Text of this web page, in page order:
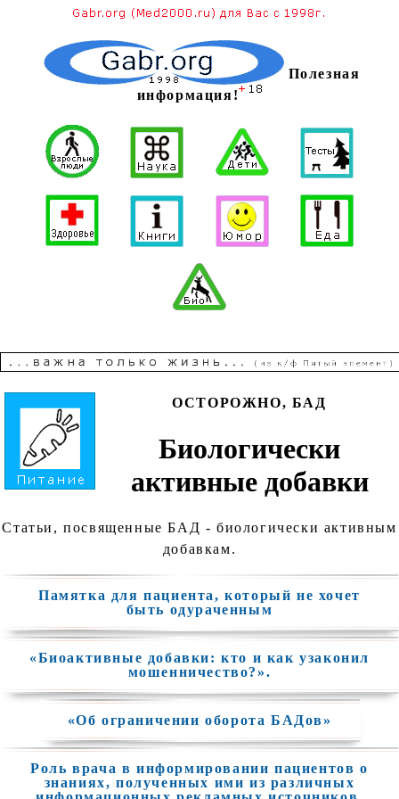
Полезная
информация!
ОСТОРОЖНО, БАД
Биологически
активные добавки
Статьи, посвященные БАД - биологически активным
добавкам.
Памятка для пациента, который не хочет
быть одураченным
«Биоактивные добавки: кто и как узаконил
мошенничество?».
«Об ограничении оборота БАДов»
Роль врача в информировании пациентов о
знаниях, полученных ими из различных